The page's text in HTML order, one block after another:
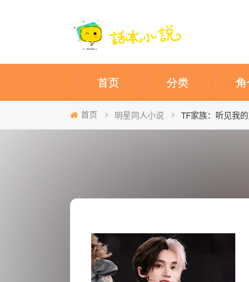
首页 分类
首页 明星同人小说 TF家族：听见我的